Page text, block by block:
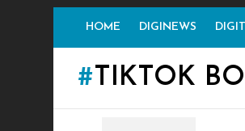
HOME DIGINEWS
TIKTOK